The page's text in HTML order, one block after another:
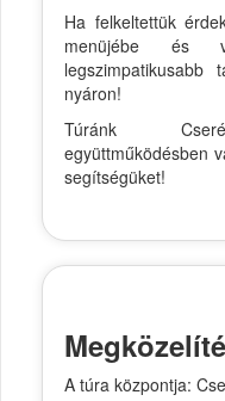
Ha felkeltettük
menüjébe és
nyáron!
Túránk
együttműködésben
segítségüket!
A túra központja: